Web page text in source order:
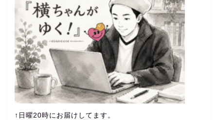
↑日曜20時にお届けしてます。